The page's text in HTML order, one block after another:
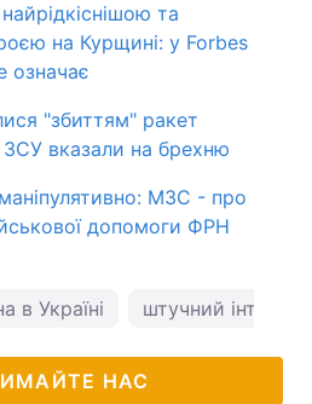
та
на Курщині: у Forbes
означає
"збиттям" ракет
вказали на брехню
МЗС - про
допомоги ФРН
в Україні штучний інтелект
НАС